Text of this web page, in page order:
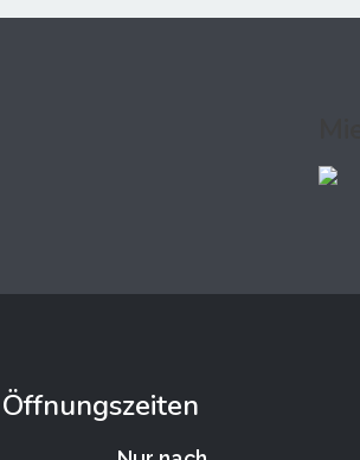
Öffnungszeiten